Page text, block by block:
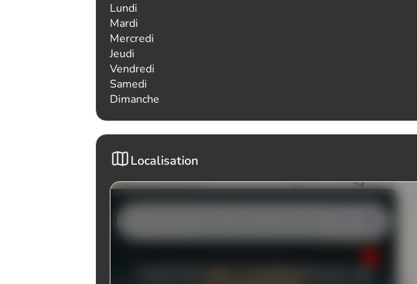
Lundi
Mardi
Mercredi
Jeudi
Vendredi
Samedi
Dimanche
Localisation